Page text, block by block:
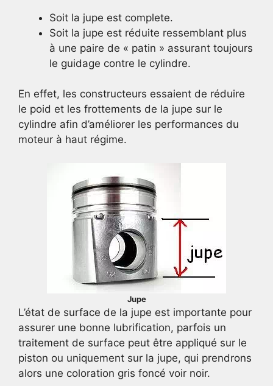
Soit la jupe est complete.
Soit la jupe est réduite ressemblant plus
à une paire de « patin » assurant toujours
le guidage contre le cylindre.
En effet, les constructeurs essaient de réduire
le poid et les frottements de la jupe sur le
cylindre afin d’améliorer les performances du
moteur à haut régime.
Jupe
L’état de surface de la jupe est importante pour
assurer une bonne lubrification, parfois un
traitement de surface peut être appliqué sur le
piston ou uniquement sur la jupe, qui prendrons
alors une coloration gris foncé voir noir.